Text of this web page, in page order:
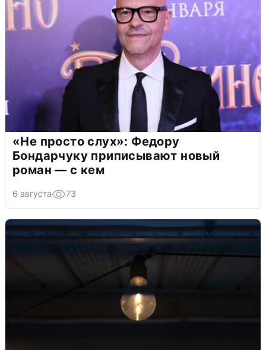
«Не просто слух»: Федору
Бондарчуку приписывают новый
роман — с кем
6 августа 73